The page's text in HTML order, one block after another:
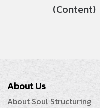
(Content)
About Us
About Soul Structuring